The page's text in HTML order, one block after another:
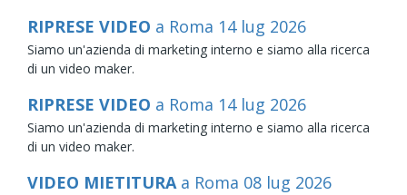
RIPRESE VIDEO a Roma 14 lug 2026
Siamo un'azienda di marketing interno e siamo alla ricerca
di un video maker.
RIPRESE VIDEO a Roma 14 lug 2026
Siamo un'azienda di marketing interno e siamo alla ricerca
di un video maker.
VIDEO MIETITURA a Roma 08 lug 2026